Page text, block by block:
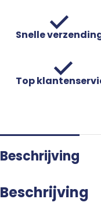
Snelle
Top
Beschrijving
Beschrijving